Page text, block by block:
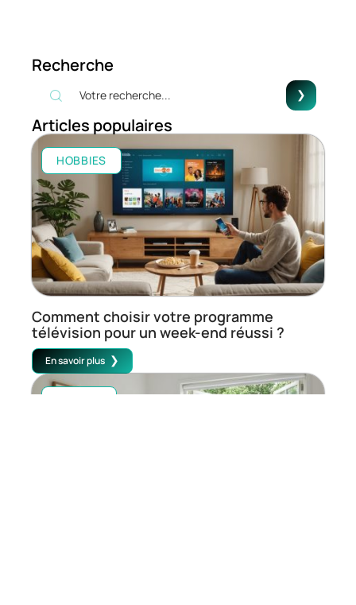
Recherche
Articles populaires
HOBBIES
Comment choisir votre programme
télévision pour un week-end réussi ?
En savoir plus